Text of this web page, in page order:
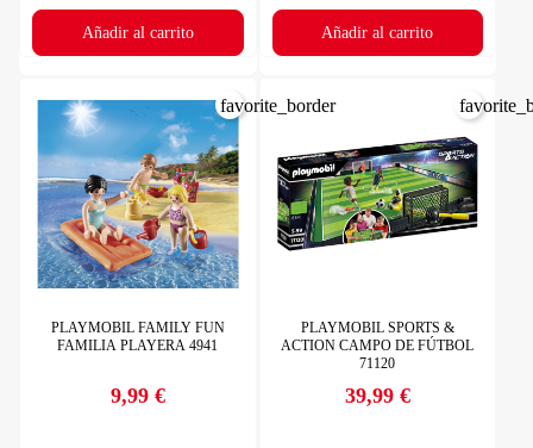
Añadir al carrito Añadir al carrito
PLAYMOBIL FAMILY FUN
FAMILIA PLAYERA 4941
Precio
9,99 €
favorite_border
PLAYMOBIL SPORTS &
ACTION CAMPO DE FÚTBOL
71120
Precio
39,99 €